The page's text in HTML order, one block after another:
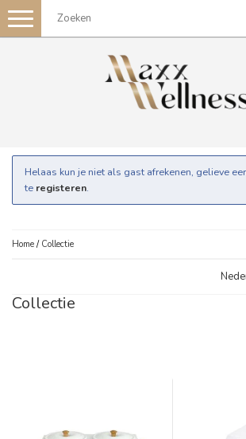
Toggle
navigation
Helaas kun je niet als gast afrekenen, gelieve
te registeren.
Home / Collectie
Collectie